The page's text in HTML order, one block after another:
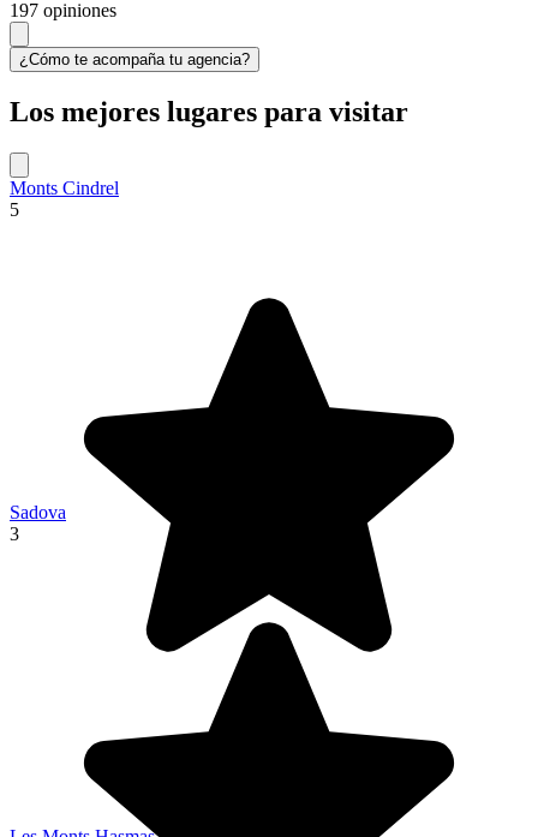
197 opiniones
¿Cómo te acompaña tu agencia?
Los mejores lugares para visitar
Monts Cindrel
5
Sadova
3